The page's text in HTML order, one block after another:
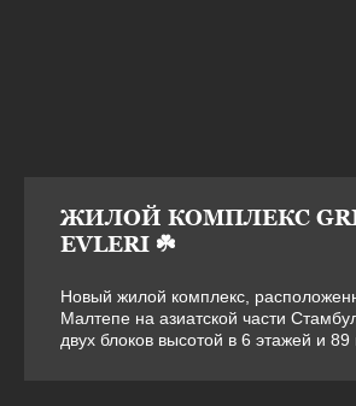
ЖИЛОЙ КОМПЛЕКС
EVLERI ☘️
Новый жилой комплекс,
Малтепе на азиатской части
двух блоков высотой в 6 этажей и